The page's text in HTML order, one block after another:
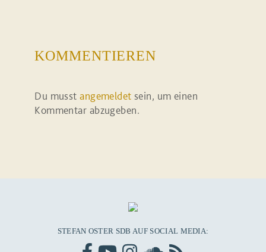
KOMMENTIEREN
Du musstangemeldet sein, um einen
Kommentar abzugeben.
STEFAN OSTER SDB AUF SOCIAL MEDIA: